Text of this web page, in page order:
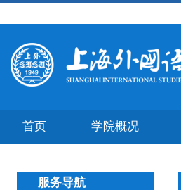
首页 学院概况
服务导航